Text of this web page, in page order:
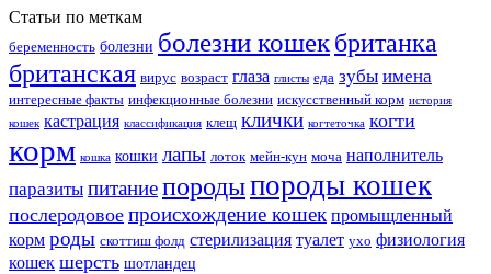
Статьи по меткам
беременность болезни болезни кошекбританка
британская вирус возраст глаза глисты еда зубы имена
интересные факты инфекционные болезни искусственный корм история
кошек кастрация классификация клещ клички когтеточка когти
корм кошка кошки лапы лоток мейн-кун моча наполнитель
паразиты питаниепородыпороды кошек
послеродовое происхождение кошек промыщленный
корм роды скоттиш фолд стерилизация туалет ухо физиология
кошек шерсть шотландец